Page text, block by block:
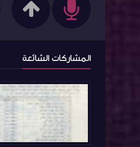
المشاركات الشائعة